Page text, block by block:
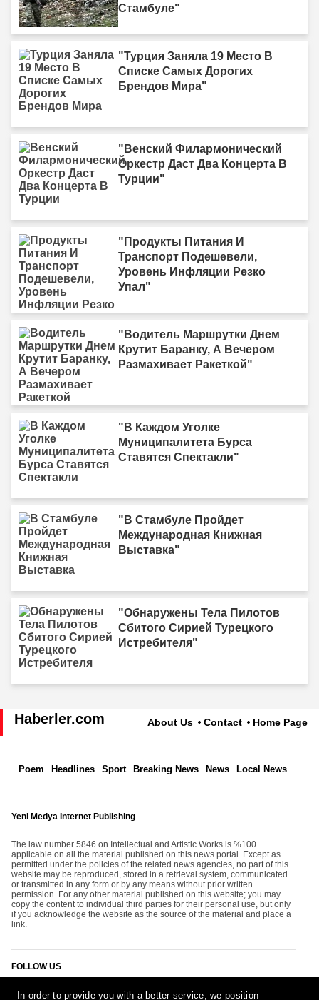
Стамбуле"
"Турция Заняла 19 Место В
Списке Самых Дорогих
Брендов Мира"
"Венский Филармонический
Оркестр Даст Два Концерта В
Турции"
"Продукты Питания И
Транспорт Подешевели,
Уровень Инфляции Резко
Упал"
"Водитель Маршрутки Днем
Крутит Баранку, А Вечером
Размахивает Ракеткой"
"В Каждом Уголке
Муниципалитета Бурса
Ставятся Спектакли"
"В Стамбуле Пройдет
Международная Книжная
Выставка"
"Обнаружены Тела Пилотов
Сбитого Сирией Турецкого
Истребителя"
Haberler.com About Us Contact Home Page
Poem Headlines Sport Breaking News News Local News
Yeni Medya Internet Publishing
The law number 5846 on Intellectual and Artistic Works is %100
applicable on all the material published on this news portal. Except as
permitted under the policies of the related news agencies, no part of this
website may be reproduced, stored in a retrieval system, communicated
or transmitted in any form or by any means without prior written
permission. For any other material published on this website; you may
copy the content to individual third parties for their personal use, but only
if you acknowledge the website as the source of the material and place a
link.
FOLLOW US
In order to provide you with a better service, we position